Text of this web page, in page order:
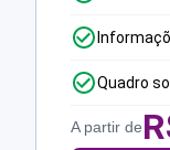
Quadro
A partir de